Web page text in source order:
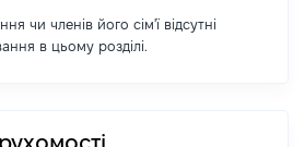
чи членів його сім'ї відсутні
в цьому розділі.